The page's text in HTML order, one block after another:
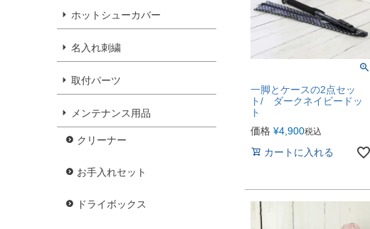
ホットシューカバー
名入れ刺繍
取付パーツ
メンテナンス用品
クリーナー
お手入れセット
ドライボックス
一脚とケースの2点セッ
ト/ ダークネイビードッ
ト
価格 ¥4,900税込
カートに入れる